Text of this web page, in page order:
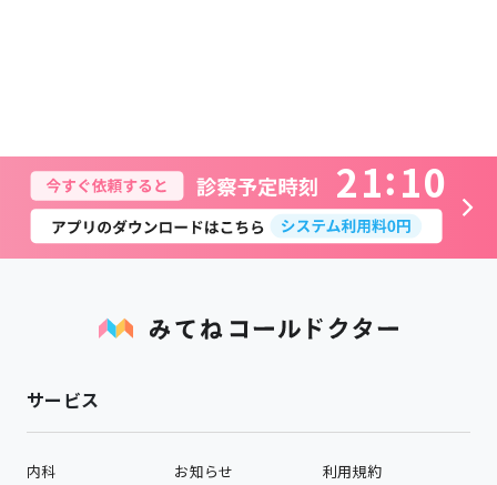
21 10
サービス
内科
お知らせ
利用規約